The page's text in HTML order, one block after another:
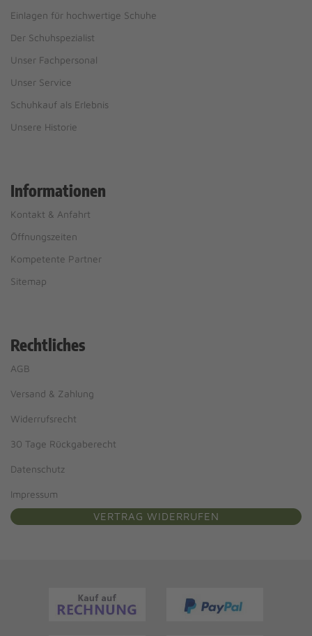
Einlagen für hochwertige Schuhe
Der Schuhspezialist
Unser Fachpersonal
Unser Service
Schuhkauf als Erlebnis
Unsere Historie
Informationen
Kontakt & Anfahrt
Öffnungszeiten
Kompetente Partner
Sitemap
Rechtliches
AGB
Versand & Zahlung
Widerrufsrecht
30 Tage Rückgaberecht
Datenschutz
Impressum
VERTRAG WIDERRUFEN